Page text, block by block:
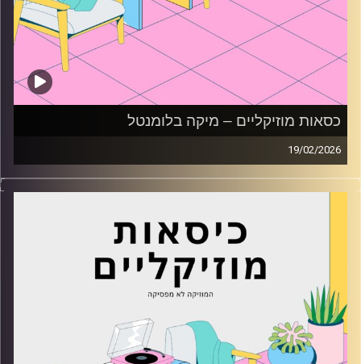
כסאות מוזיקליים – מיקה בלומנטל
19/02/2026
כסאות מוזיקליים עם מיקה בלומנטל